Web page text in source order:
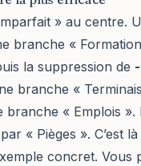
» au centre.
branche «
la suppression de
branche «
branche « Emplois
« Pièges ». C’est
concret. Vous